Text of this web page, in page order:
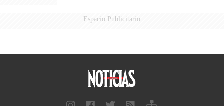
Espacio Publicitario